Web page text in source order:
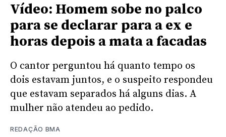
Vídeo: Homem sobe no palco
para se declarar para a ex e
horas depois a mata a facadas
O cantor perguntou há quanto tempo os
dois estavam juntos, e o suspeito respondeu
que estavam separados há alguns dias. A
mulher não atendeu ao pedido.
REDAÇÃO BMA